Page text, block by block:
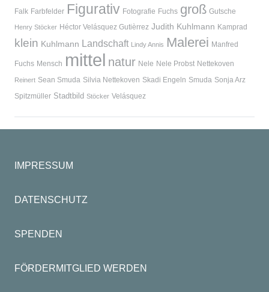
Falk Farbfelder Figurativ Fotografie Fuchs groß Gutsche
Henry Stöcker Héctor Velásquez Gutièrrez Judith Kuhlmann Kamprad
klein Kuhlmann Landschaft Lindy Annis Malerei Manfred
Fuchs Mensch mittel natur Nele Nele Probst Nettekoven
Reinert Sean Smuda Silvia Nettekoven Skadi Engeln Smuda Sonja Arz
Spitzmüller Stadtbild Stöcker Velásquez
IMPRESSUM
DATENSCHUTZ
SPENDEN
FÖRDERMITGLIED WERDEN